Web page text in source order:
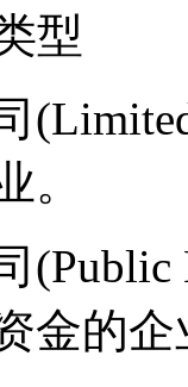
型
。
金的